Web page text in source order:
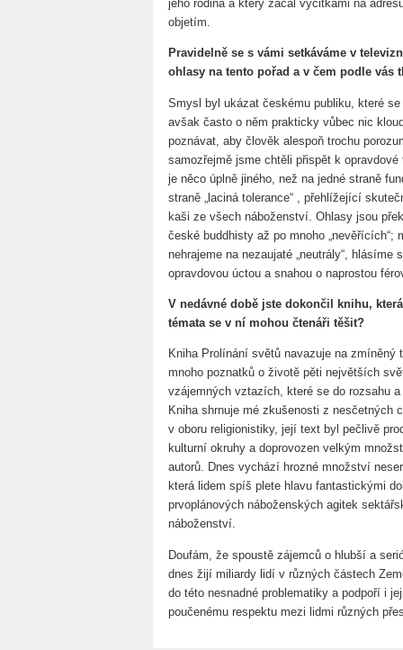
jeho rodina a který začal výčitkami na
objetím.
Pravidelně se s vámi setkáváme v
ohlasy na tento pořad a v čem podle vás
Smysl byl ukázat českému publiku, které
avšak často o něm prakticky vůbec nic
poznávat, aby člověk alespoň trochu
samozřejmě jsme chtěli přispět k
je něco úplně jiného, než na jedné straně
straně „laciná tolerance“ , přehlížející
kaši ze všech náboženství. Ohlasy jsou
české buddhisty až po mnoho
nehrajeme na nezaujaté „neutrály“,
opravdovou úctou a snahou o naprostou
V nedávné době jste dokončil knihu,
témata se v ní mohou čtenáři těšit?
Kniha Prolínání světů navazuje na
mnoho poznatků o životě pěti největších
vzájemných vztazích, které se do rozsahu
Kniha shrnuje mé zkušenosti z nesčetných
v oboru religionistiky, její text byl pečlivě
kulturní okruhy a doprovozen velkým
autorů. Dnes vychází hrozné množství
která lidem spíš plete hlavu fantastickými
prvoplánových náboženských agitek
náboženství.
Doufám, že spoustě zájemců o hlubší a
dnes žijí miliardy lidí v různých částech
do této nesnadné problematiky a podpoří i
poučenému respektu mezi lidmi různých